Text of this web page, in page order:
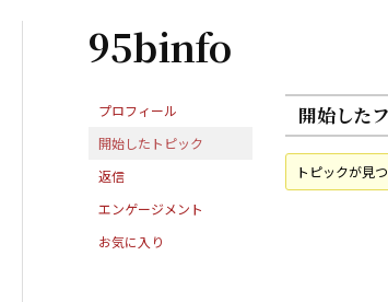
95binfo
プロフィール
開始したトピック
返信
エンゲージメント
お気に入り
開始した
トピックが見